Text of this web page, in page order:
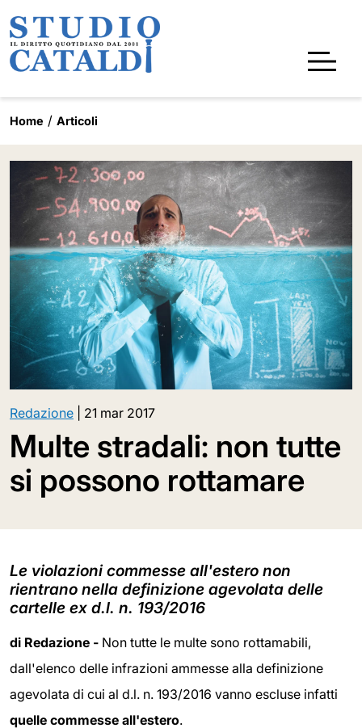
Home Articoli
Redazione 21 mar 2017
Multe stradali: non tutte
si possono rottamare
Le violazioni commesse all'estero non
rientrano nella definizione agevolata delle
cartelle ex d.l. n. 193/2016
di Redazione - Non tutte le multe sono rottamabili,
dall'elenco delle infrazioni ammesse alla definizione
agevolata di cui al d.l. n. 193/2016 vanno escluse infatti
quelle commesse all'estero.